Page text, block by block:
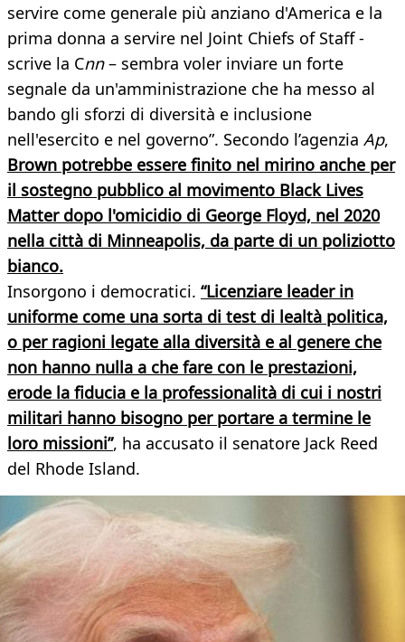
servire come generale più anziano d'America e la
prima donna a servire nel Joint Chiefs of Staff -
scrive la Cnn– sembra voler inviare un forte
segnale da un'amministrazione che ha messo al
bando gli sforzi di diversità e inclusione
nell'esercito e nel governo”. Secondo l’agenzia Ap,
Brown potrebbe essere finito nel mirino anche per
il sostegno pubblico al movimento Black Lives
Matter dopo l'omicidio di George Floyd, nel 2020
nella città di Minneapolis, da parte di un poliziotto
bianco.
Insorgono i democratici. “Licenziare leader in
uniforme come una sorta di test di lealtà politica,
o per ragioni legate alla diversità e al genere che
non hanno nulla a che fare con le prestazioni,
erode la fiducia e la professionalità di cui i nostri
militari hanno bisogno per portare a termine le
loro missioni”, ha accusato il senatore Jack Reed
del Rhode Island.